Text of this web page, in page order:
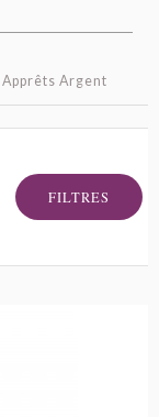
Apprêts Argent
FILTRES